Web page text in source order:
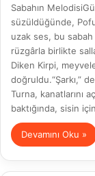
Sabahın
süzüldüğünde,
uzak ses, bu sabah
rüzgârla birlikte
Diken Kirpi,
doğruldu.“Şarkı,”
Turna, kanatlarını
baktığında, sisin
Devamını Oku »